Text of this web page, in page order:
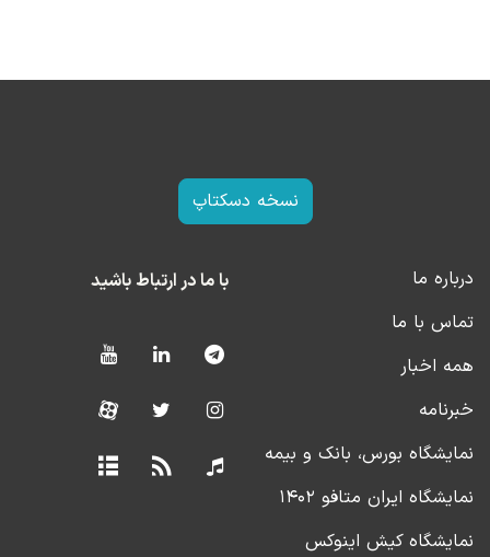
نسخه دسکتاپ
درباره ما
تماس با ما
همه اخبار
خبرنامه
نمایشگاه بورس، بانک و بیمه
نمایشگاه ایران متافو ۱۴۰۲
نمایشگاه کیش اینوکس
با ما در ارتباط باشید